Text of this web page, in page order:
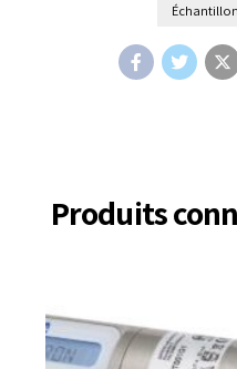
Produits